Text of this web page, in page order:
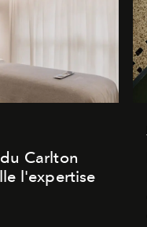
Carlton
l'expertise